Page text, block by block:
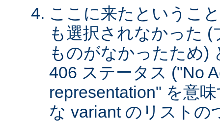
ここに来たというこ
も選択されなかった
ものがなかったため)
406 ステータス ("No
representation" を意
な variant のリストの